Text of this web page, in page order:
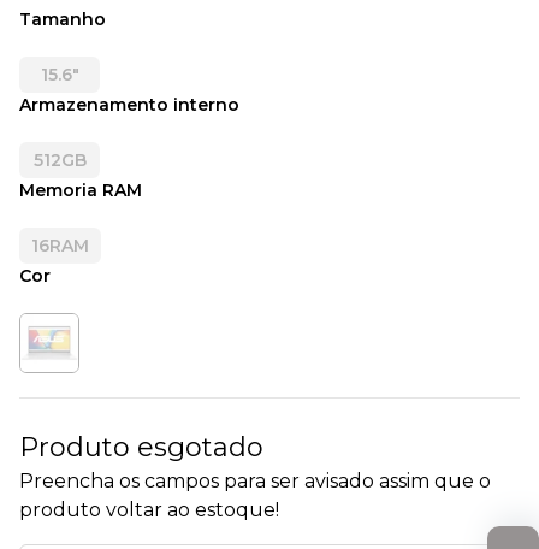
Tamanho
15.6"
Armazenamento interno
512GB
Memoria RAM
16RAM
Cor
Produto esgotado
Preencha os campos para ser avisado assim que o
produto voltar ao estoque!